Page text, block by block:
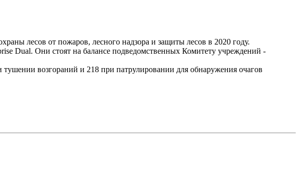
лесов от пожаров, лесного надзора и защиты лесов в 2020 году.
Dual. Они стоят на балансе подведомственных Комитету учреждений -
возгораний и 218 при патрулировании для обнаружения очагов